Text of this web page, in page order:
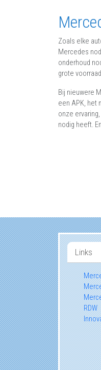
Zoals elke
Mercedes
onderhoud
grote
Bij nieuwere
een APK, het
onze
nodig heeft.
Links
RDW